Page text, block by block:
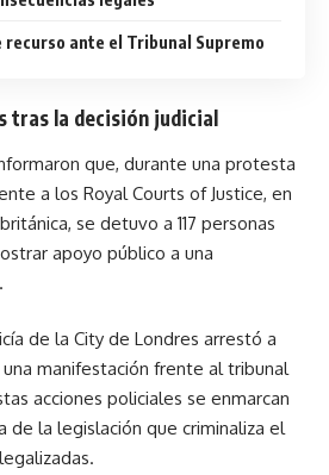
recurso ante el Tribunal Supremo
tras la decisión judicial
que, durante una protesta
a los Royal Courts of Justice, en
se detuvo a 117 personas
apoyo público a una
de la City de Londres arrestó a
manifestación frente al tribunal
acciones policiales se enmarcan
de la legislación que criminaliza el